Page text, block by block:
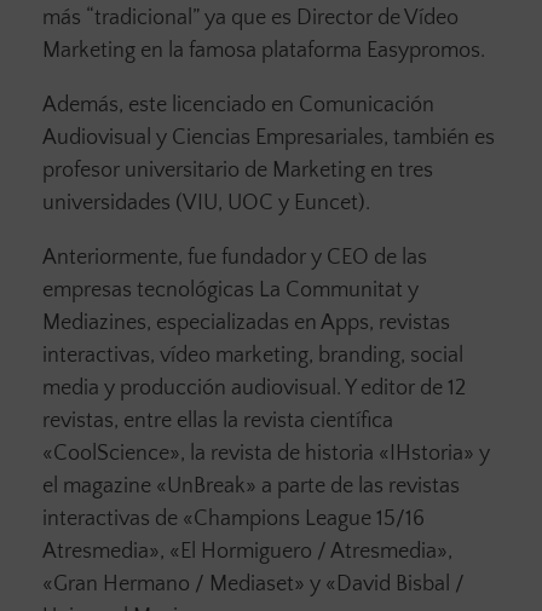
más “tradicional” ya que es Director de Vídeo
Marketing en la famosa plataforma Easypromos.
Además, este licenciado en Comunicación
Audiovisual y Ciencias Empresariales, también es
profesor universitario de Marketing en tres
universidades (VIU, UOC y Euncet).
Anteriormente, fue fundador y CEO de las
empresas tecnológicas La Communitat y
Mediazines, especializadas en Apps, revistas
interactivas, vídeo marketing, branding, social
media y producción audiovisual. Y editor de 12
revistas, entre ellas la revista científica
«CoolScience», la revista de historia «IHstoria» y
el magazine «UnBreak» a parte de las revistas
interactivas de «Champions League 15/16
Atresmedia», «El Hormiguero / Atresmedia»,
«Gran Hermano / Mediaset» y «David Bisbal /